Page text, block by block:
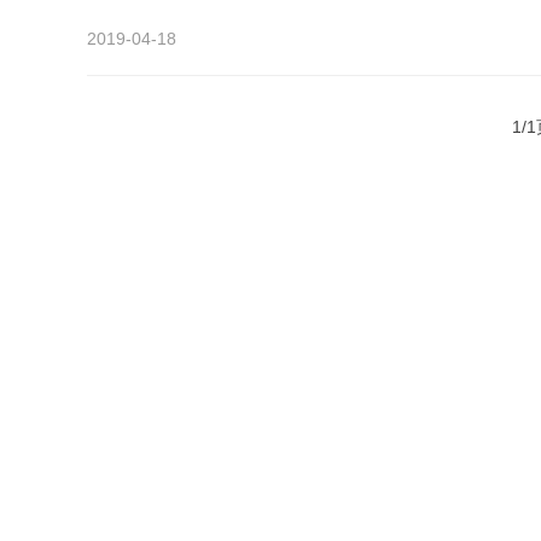
2019-04-18
1/